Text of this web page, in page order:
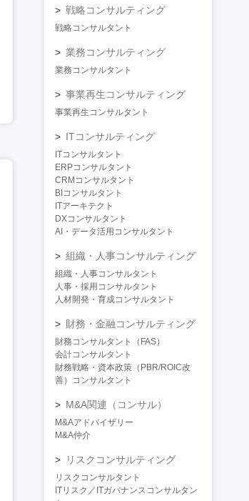
戦略コンサルティング
戦略コンサルタント
業務コンサルティング
業務コンサルタント
事業再生コンサルティング
事業再生コンサルタント
ITコンサルティング
ITコンサルタント
ERPコンサルタント
CRMコンサルタント
BIコンサルタント
ITアーキテクト
DXコンサルタント
AI・データ活用コンサルタント
組織・人事コンサルティング
組織・人事コンサルタント
人事・採用コンサルタント
人材開発・育成コンサルタント
財務・金融コンサルティング
財務コンサルタント（FAS）
会計コンサルタント
財務戦略・資本政策（PBR/ROIC改
善）コンサルタント
M&A関連（コンサル）
M&Aアドバイザリー
M&A仲介
リスクコンサルティング
リスクコンサルタント
ITリスク／ITガバナンスコンサルタン